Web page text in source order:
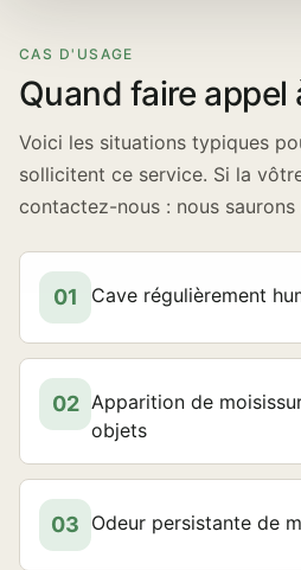
CAS D'USAGE
Quand faire appel
Voici les situations typiques
sollicitent ce service. Si la
contactez-nous : nous saurons
01 Cave régulièrement
02 Apparition de
objets
03 Odeur persistante de